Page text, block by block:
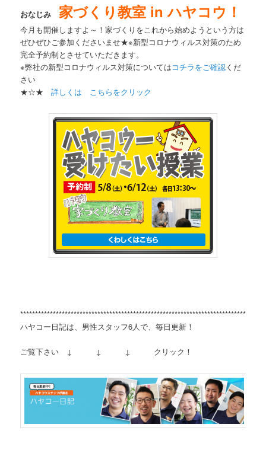
おなじみ 家づくり教室 in ハヤコウ！
今月も開催しますよ～！家づくりをこれから始めようという方は
ぜひぜひご参加くださいませ★※新型コロナウィルス対策のため
完全予約制とさせていただきます。
※弊社の新型コロナウィルス対策についてはコチラをご確認くだ
さい
★☆★詳しくは こちらをクリック
ハヤコー日記は、男性スタッフ6人で、毎日更新！
ご覧下さい ↓ ↓ ↓ クリック！